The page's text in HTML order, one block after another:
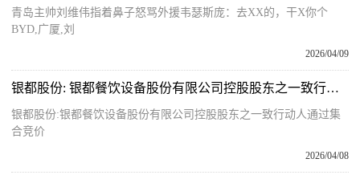
青岛主帅刘维伟指着鼻子怒骂外援韦瑟斯庞：去XX的，干X你个
BYD,广厦,刘
2026/04/09
银都股份: 银都餐饮设备股份有限公司控股股东之一致行动人通过集合竞价减持股份计划的提示性公告 前沿热点
银都股份:银都餐饮设备股份有限公司控股股东之一致行动人通过集
合竞价
2026/04/08